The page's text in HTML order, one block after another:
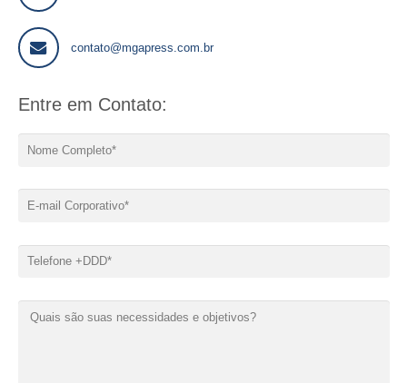
contato@mgapress.com.br
Entre em Contato: